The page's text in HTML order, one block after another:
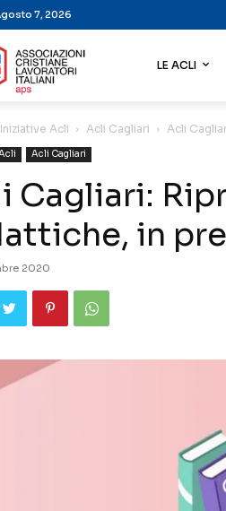
7, 2026
LE ACLI
Iniziative Acli Acli Cagliari Acli
Acli Cagliari
Cagliari:
in
2020